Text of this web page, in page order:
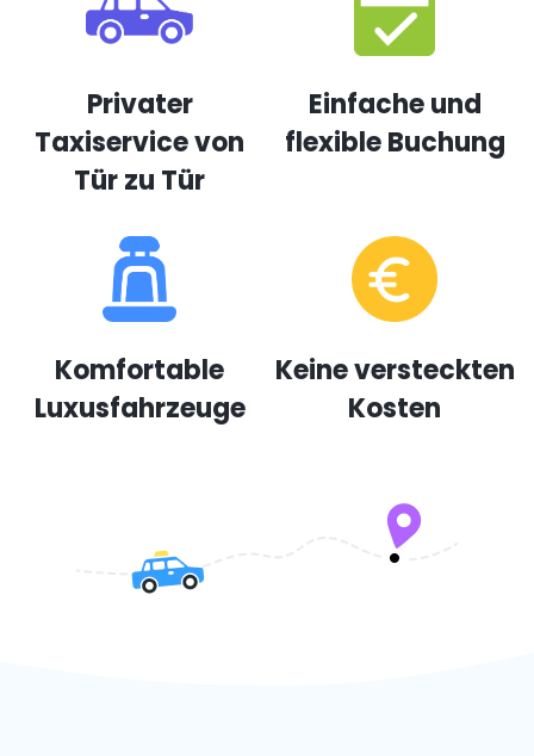
Privater
Taxiservice von
Tür zu Tür
Einfache und
flexible Buchung
Komfortable
Luxusfahrzeuge
Keine versteckten
Kosten